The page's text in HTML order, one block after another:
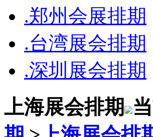
.郑州会展排期
.台湾展会排期
.深圳展会排期
上海展会排期